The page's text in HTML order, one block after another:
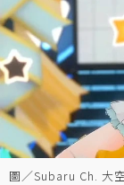
圖／Subaru Ch. 大